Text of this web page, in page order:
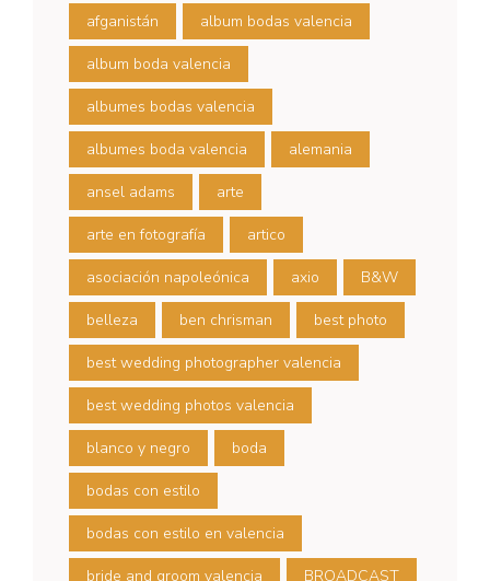
afganistán album bodas valencia
album boda valencia
albumes bodas valencia
albumes boda valencia alemania
ansel adams arte
arte en fotografía artico
asociación napoleónica axio B&W
belleza ben chrisman best photo
best wedding photographer valencia
best wedding photos valencia
blanco y negro boda
bodas con estilo
bodas con estilo en valencia
bride and groom valencia BROADCAST